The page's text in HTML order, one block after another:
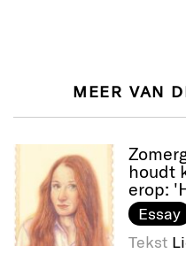
MEER VAN
houdt
erop:
Essay
Tekst